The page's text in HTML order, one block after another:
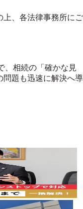
上、各法律事務所にご
、相続の「確かな見
問題も迅速に解決へ導